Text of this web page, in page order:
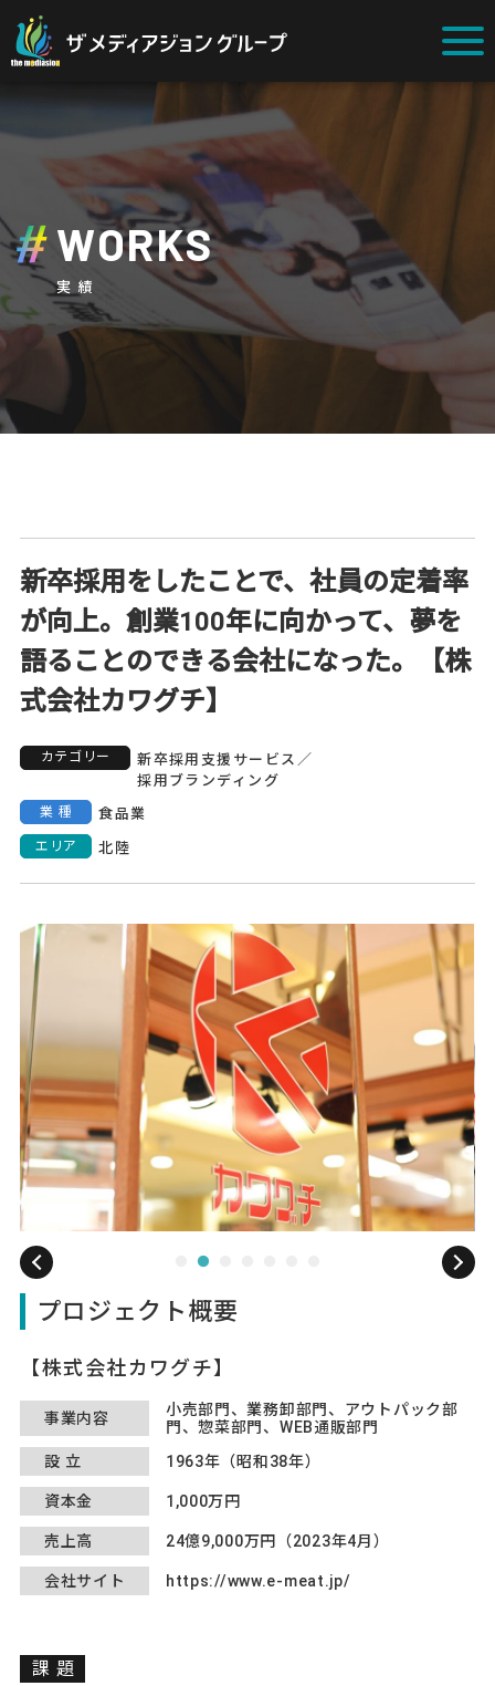
WORKS
実績
新卒採用をしたことで、社員の定着率
が向上。創業100年に向かって、夢を
語ることのできる会社になった。【株
式会社カワグチ】
カテゴリー 新卒採用支援サービス ／
採用ブランディング
業種 食品業
エリア 北陸
プロジェクト概要
株式会社カワグチ
事業内容
小売部門、業務卸部門、アウトパック部
門、惣菜部門、WEB通販部門
設立
1963年（昭和38年）
資本金 1,000万円
売上高 24億9,000万円（2023年4月）
会社サイト https://www.e-meat.jp/
課題